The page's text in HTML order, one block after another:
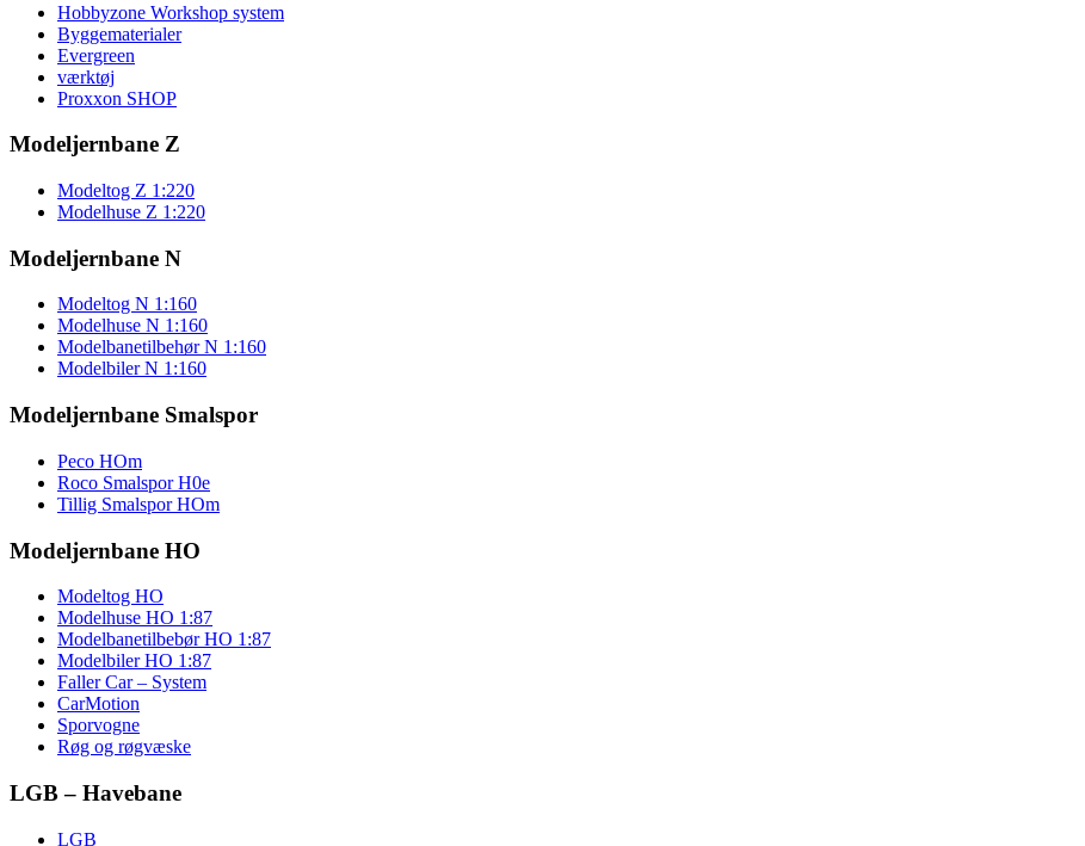
Hobbyzone Workshop system
Byggematerialer
Evergreen
værktøj
Proxxon SHOP
Modeljernbane Z
Modeltog Z 1:220
Modelhuse Z 1:220
Modeljernbane N
Modeltog N 1:160
Modelhuse N 1:160
Modelbanetilbehør N 1:160
Modelbiler N 1:160
Modeljernbane Smalspor
Peco HOm
Roco Smalspor H0e
Tillig Smalspor HOm
Modeljernbane HO
Modeltog HO
Modelhuse HO 1:87
Modelbanetilbebør HO 1:87
Modelbiler HO 1:87
Faller Car – System
CarMotion
Sporvogne
Røg og røgvæske
LGB – Havebane
LGB